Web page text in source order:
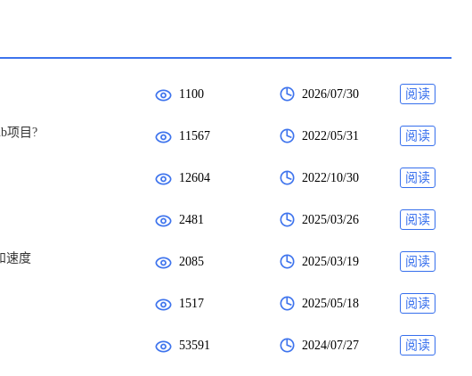
1100 2026/07/30 阅读
项目? 11567 2022/05/31 阅读
12604 2022/10/30 阅读
2481 2025/03/26 阅读
速度 2085 2025/03/19 阅读
1517 2025/05/18 阅读
53591 2024/07/27 阅读